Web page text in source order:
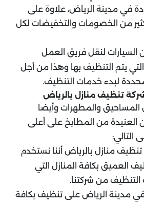
في مدينة الرياض، علاوة على
من الخصومات والتخفيضات لكل
السيارات لنقل فريق العمل
يتم التنظيف بها وهذا من أجل
لبدء خدمات التنظيف.
تنظيف منازل بالرياض
والمطهرات وأيضا
العنيدة من المطابخ على أعلى
التالي:
منازل بالرياض أننا نستخدم
العميق بكافة المنازل التي
من شركتنا.
مدينة الرياض على تنظيف بكافة